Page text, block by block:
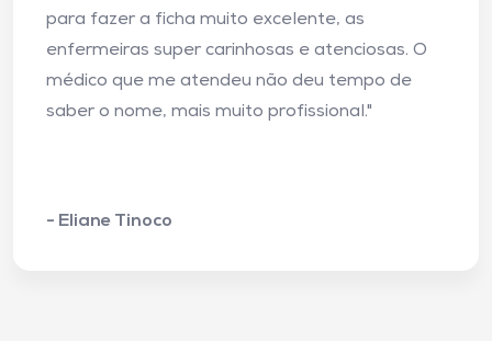
para fazer a ficha muito excelente, as
enfermeiras super carinhosas e atenciosas. O
médico que me atendeu não deu tempo de
saber o nome, mais muito profissional."
- Eliane Tinoco